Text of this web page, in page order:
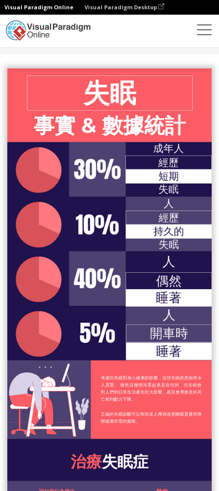
Visual Paradigm Online Visual Paradigm Desktop